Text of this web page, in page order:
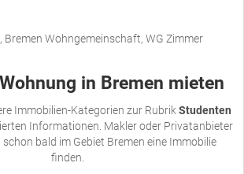
Bremen Wohngemeinschaft, WG Zimmer
in Bremen mieten
Immobilien-Kategorien zur RubrikStudenten
Informationen. Makler oder Privatanbieter
bald im Gebiet Bremen eine Immobilie
finden.